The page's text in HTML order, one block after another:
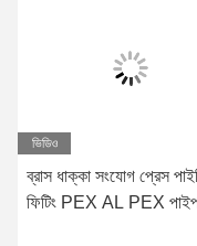
ভিডিও
ব্রাস ধাক্কা সংযোগ প্রেস
ফিটিং PEX AL PEX